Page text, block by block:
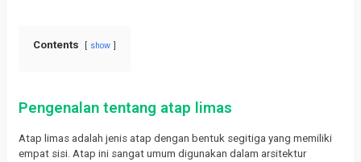
Contents show
Pengenalan tentang atap limas
Atap limas adalah jenis atap dengan bentuk segitiga yang memiliki
empat sisi. Atap ini sangat umum digunakan dalam arsitektur